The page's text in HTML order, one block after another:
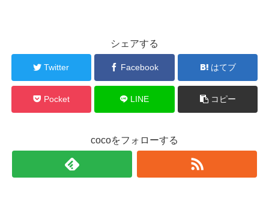
シェアする
Twitter Facebook はてブ
Pocket LINE コピー
cocoをフォローする